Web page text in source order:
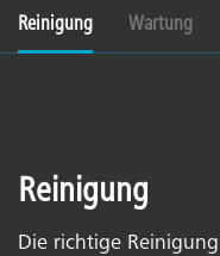
Reinigung Wartung
Reinigung
Die richtige